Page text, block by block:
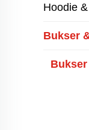
Hoodie
Bukser
Bukser